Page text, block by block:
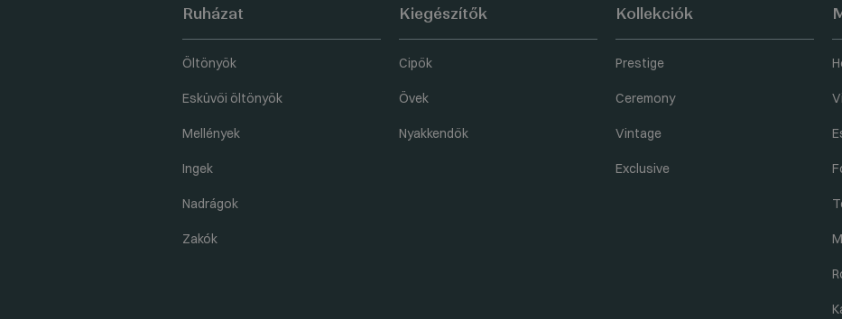
Ruházat
Öltönyök
Esküvői öltönyök
Mellények
Ingek
Nadrágok
Zakók
Kiegészítők
Cipők
Övek
Nyakkendők
Kollekciók
Prestige
Ceremony
Vintage
Exclusive